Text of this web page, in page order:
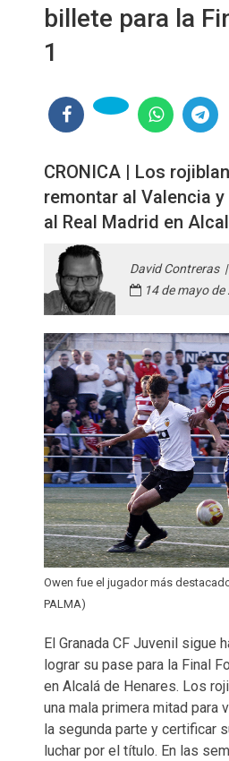
billete para la
1
CRONICA | Los
remontar al Valencia
al Real Madrid en
David Contreras |
14 de mayo de
Owen fue el jugador más
PALMA)
El Granada CF Juvenil sigue
lograr su pase para la Final
en Alcalá de Henares. Los
una mala primera mitad para
la segunda parte y certificar
luchar por el título. En las